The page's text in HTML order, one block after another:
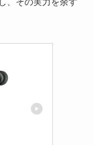
、その実力を余す